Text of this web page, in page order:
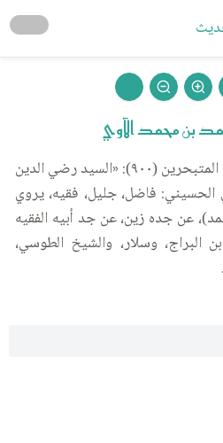
قال الشيخ الحر في تذكرة المتبحرين (٩٠٠): «السيد رضي الدين
فاضل، جليل، فقيه، يروي
عن جده زين، عن جد أبيه الفقيه
البراج، وسلار، والشيخ الطوسي،